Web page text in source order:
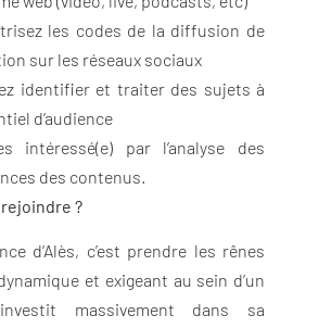
les codes de la diffusion de
sur les réseaux sociaux
identifier et traiter des sujets à
d’audience
intéressé(e) par l’analyse des
des contenus.
?
d’Alès, c’est prendre les rênes
et exigeant au sein d’un
massivement dans sa